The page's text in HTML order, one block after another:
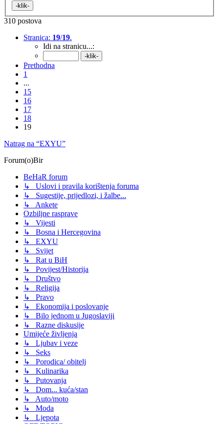
310 postova
Stranica: 19/19.
Idi na stranicu...:
Prethodna
1
...
15
16
17
18
19
Natrag na “EXYU”
Forum(o)Bir
BeHaR forum
↳ Uslovi i pravila korištenja foruma
↳ Sugestije, prijedlozi, i žalbe...
↳ Ankete
Ozbiljne rasprave
↳ Vijesti
↳ Bosna i Hercegovina
↳ EXYU
↳ Svijet
↳ Rat u BiH
↳ Povijest/Historija
↳ Društvo
↳ Religija
↳ Pravo
↳ Ekonomija i poslovanje
↳ Bilo jednom u Jugoslaviji
↳ Razne diskusije
Umijeće življenja
↳ Ljubav i veze
↳ Seks
↳ Porodica/ obitelj
↳ Kulinarika
↳ Putovanja
↳ Dom... kuća/stan
↳ Auto/moto
↳ Moda
↳ Ljepota